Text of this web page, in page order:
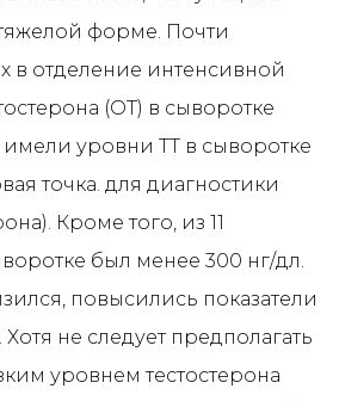
форме. Почти
в отделение интенсивной
(ОТ) в сыворотке
имели уровни ТТ в сыворотке
точка. для диагностики
Кроме того, из 11
был менее 300 нг/дл.
повысились показатели
не следует предполагать
уровнем тестостерона